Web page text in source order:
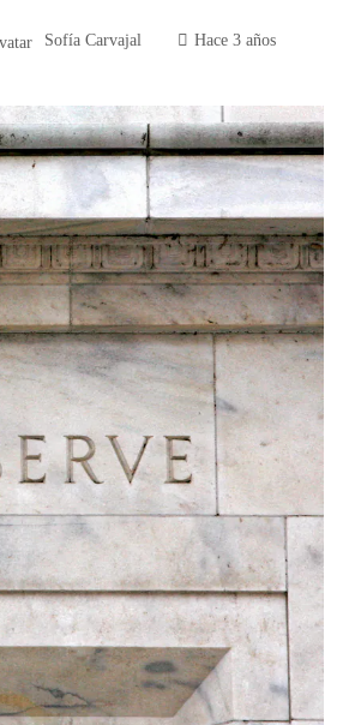
Sofía Carvajal Hace 3 años